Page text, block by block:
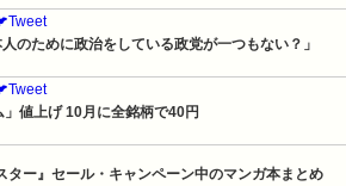
のために政治をしている政党が一つもない？」
値上げ 10月に全銘柄で40円
ター』セール・キャンペーン中のマンガ本まとめ